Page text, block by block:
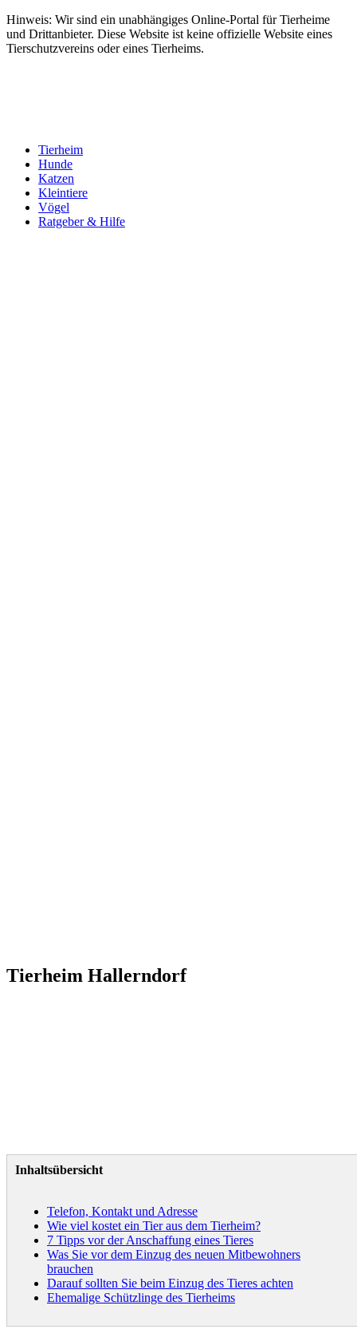
Hinweis: Wir sind ein unabhängiges Online-Portal für Tierheime
und Drittanbieter. Diese Website ist keine offizielle Website eines
Tierschutzvereins oder eines Tierheims.
Tierheim
Hunde
Katzen
Kleintiere
Vögel
Ratgeber & Hilfe
Tierheim Hallerndorf
Inhaltsübersicht
Telefon, Kontakt und Adresse
Wie viel kostet ein Tier aus dem Tierheim?
7 Tipps vor der Anschaffung eines Tieres
Was Sie vor dem Einzug des neuen Mitbewohners
brauchen
Darauf sollten Sie beim Einzug des Tieres achten
Ehemalige Schützlinge des Tierheims